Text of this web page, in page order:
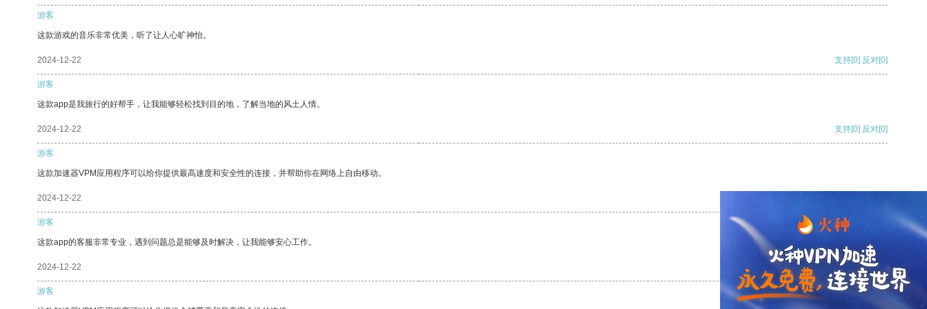
游客
这款游戏的音乐非常优美，听了让人心旷神怡。
2024-12-22 支持[0] 反对[0]
游客
这款app是我旅行的好帮手，让我能够轻松找到目的地，了解当地的风土人情。
2024-12-22 支持[0] 反对[0]
游客
这款加速器VPM应用程序可以给你提供最高速度和安全性的连接，并帮助你在网络上自由移动。
2024-12-22
游客
这款app的客服非常专业，遇到问题总是能够及时解决，让我能够安心工作。
2024-12-22 支持 [0] 反对[0]
游客